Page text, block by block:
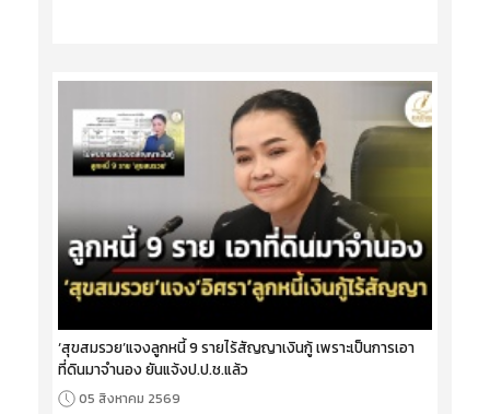
‘สุขสมรวย’แจงลูกหนี้ 9 รายไร้สัญญาเงินกู้ เพราะเป็นการเอา
ที่ดินมาจำนอง ยันแจ้งป.ป.ช.แล้ว
05 สิงหาคม 2569